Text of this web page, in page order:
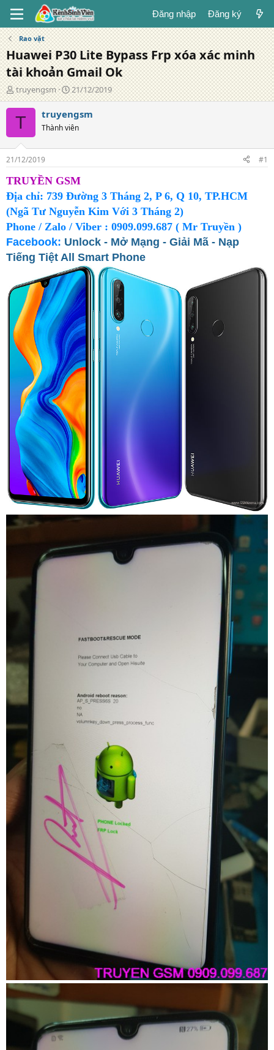
Đăng nhập Đăng ký
Rao vặt
Huawei P30 Lite Bypass Frp xóa xác minh
tài khoản Gmail Ok
T
á
c
g
ả
truyengsm
N
g
à
y
đ
g
21/12/2019
T truyengsm
Thành viên
21/12/2019 #1
TRUYỀN GSM
Địa chỉ: 739 Đường 3 Tháng 2, P 6, Q 10, TP.HCM
(Ngã Tư Nguyễn Kim Với 3 Tháng 2)
Phone / Zalo / Viber : 0909.099.687 ( Mr Truyền )
Facebook: Unlock - Mở Mạng - Giải Mã - Nạp
Tiếng Tiệt All Smart Phone